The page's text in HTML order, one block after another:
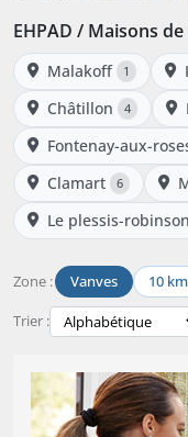
EHPAD / Maisons
Malakoff 1
Châtillon 4
Fontenay-aux-
Clamart 6
Le plessis-robinson
Zone : Vanves 10 km
Trier :